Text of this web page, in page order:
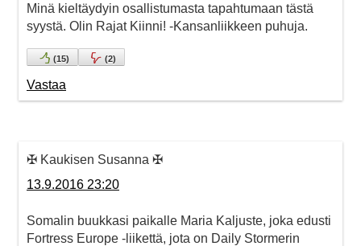
Minä kieltäydyin osallistumasta tapahtumaan tästä
syystä. Olin Rajat Kiinni! -Kansanliikkeen puhuja.
(15) (2)
Vastaa
✠ Kaukisen Susanna ✠
13.9.2016 23:20
Somalin buukkasi paikalle Maria Kaljuste, joka edusti
Fortress Europe -liikettä, jota on Daily Stormerin